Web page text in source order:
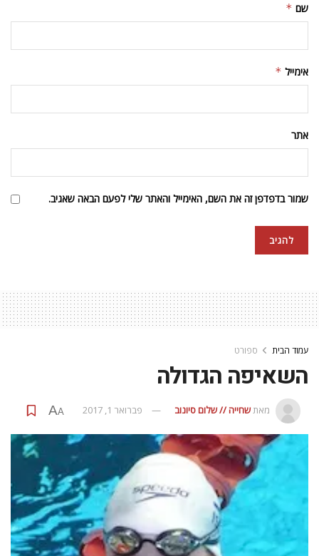
שם *
אימייל *
אתר
שמור בדפדפן זה את השם, האימייל והאתר שלי לפעם הבאה שאגיב.
עמוד הבית ספורט
השאיפה הגדולה
מאת שחייה // שלום סיונוב פברואר 1, 2017 A
A